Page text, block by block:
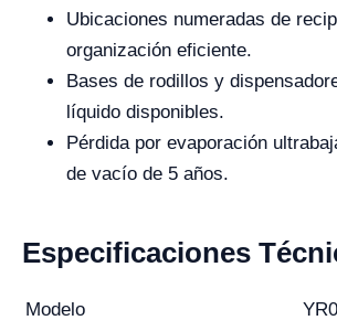
Ubicaciones numeradas de
organización eficiente.
Bases de rodillos y
líquido disponibles.
Pérdida por evaporación
de vacío de 5 años.
Especificaciones
Modelo